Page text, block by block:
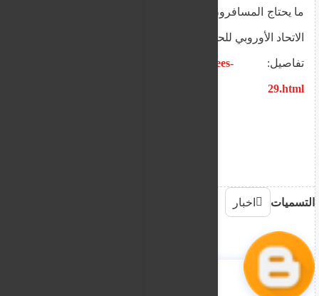
ما يحتاج المسافرون إلى قبرص إلى معرفته مع إطلاق
الاتحاد الأوروبي للحدود البيومترية يوم الأحد
تفاصيل: https://www.alnourr.org/2025/10/ees-
29.html
التسميات اخبار